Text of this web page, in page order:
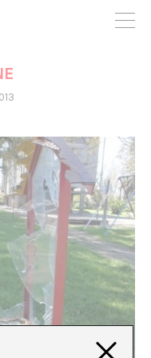
para poder
del proyecto y